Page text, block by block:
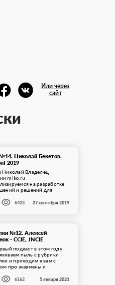
Или через
сайт
Николай Бекетов.
2019
Николай Владелец
miko.ru
на разработке
и решений для
C#, 1C, ...
6403 27 сентября 2019
№12. Алексей
- CCIE, JNCIE
подкаст в этом году!
пыль с рубрики
и приходим к вам с
про экзамены и
6162 5 января 2021